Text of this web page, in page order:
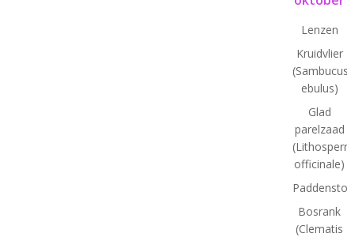
Lenzen
Kruidvlier
(Sambucus
ebulus)
Glad
parelzaad
officinale)
Bosrank
(Clematis